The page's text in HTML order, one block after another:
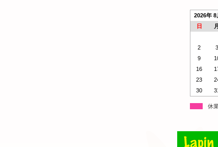
2026年 8
日
月
2
3
9
16
23
30
休